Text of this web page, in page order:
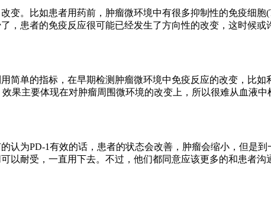
。比如患者用药前，肿瘤微环境中有很多抑制性的免疫细胞
患者的免疫反应很可能已经发生了方向性的改变，这时候或
单的指标，在早期检测肿瘤微环境中免疫反应的改变，比
果主要体现在对肿瘤周围微环境的改变上，所以很难从血液
为PD-1有效的话，患者的状态会改善，肿瘤会缩小，但是
以耐受，一直用下去。不过，他们都同意应该更多的和患者